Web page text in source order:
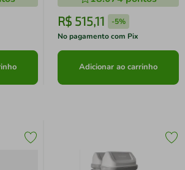
R$ 515,11 -5%
No pagamento com Pix
Adicionar ao carrinho